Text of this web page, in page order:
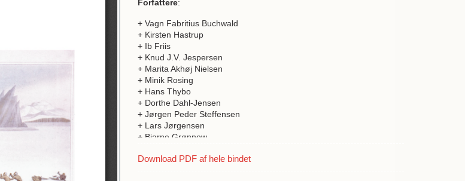
Forfattere:
+ Vagn Fabritius Buchwald
+ Kirsten Hastrup
+ Ib Friis
+ Knud J.V. Jespersen
+ Marita Akhøj Nielsen
+ Minik Rosing
+ Hans Thybo
+ Dorthe Dahl-Jensen
+ Jørgen Peder Steffensen
+ Lars Jørgensen
+ Bjarne Grønnow
+ Hans Christian Gulløv
Download PDF af hele bindet